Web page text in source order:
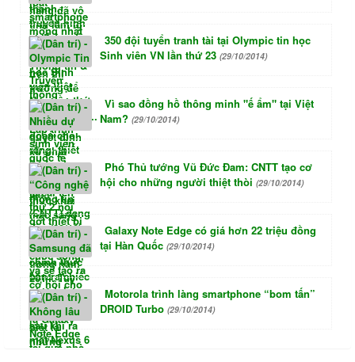
350 đội tuyển tranh tài tại Olympic tin học
Sinh viên VN lần thứ 23 (29/10/2014)
Vì sao đồng hồ thông minh "ế ẩm" tại Việt
Nam? (29/10/2014)
Phó Thủ tướng Vũ Đức Đam: CNTT tạo cơ
hội cho những người thiệt thòi (29/10/2014)
Galaxy Note Edge có giá hơn 22 triệu đồng
tại Hàn Quốc (29/10/2014)
Motorola trình làng smartphone “bom tấn”
DROID Turbo (29/10/2014)